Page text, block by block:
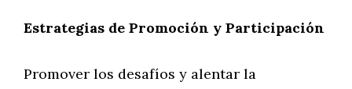
Estrategias de Promoción y Participación
Promover los desafíos y alentar la